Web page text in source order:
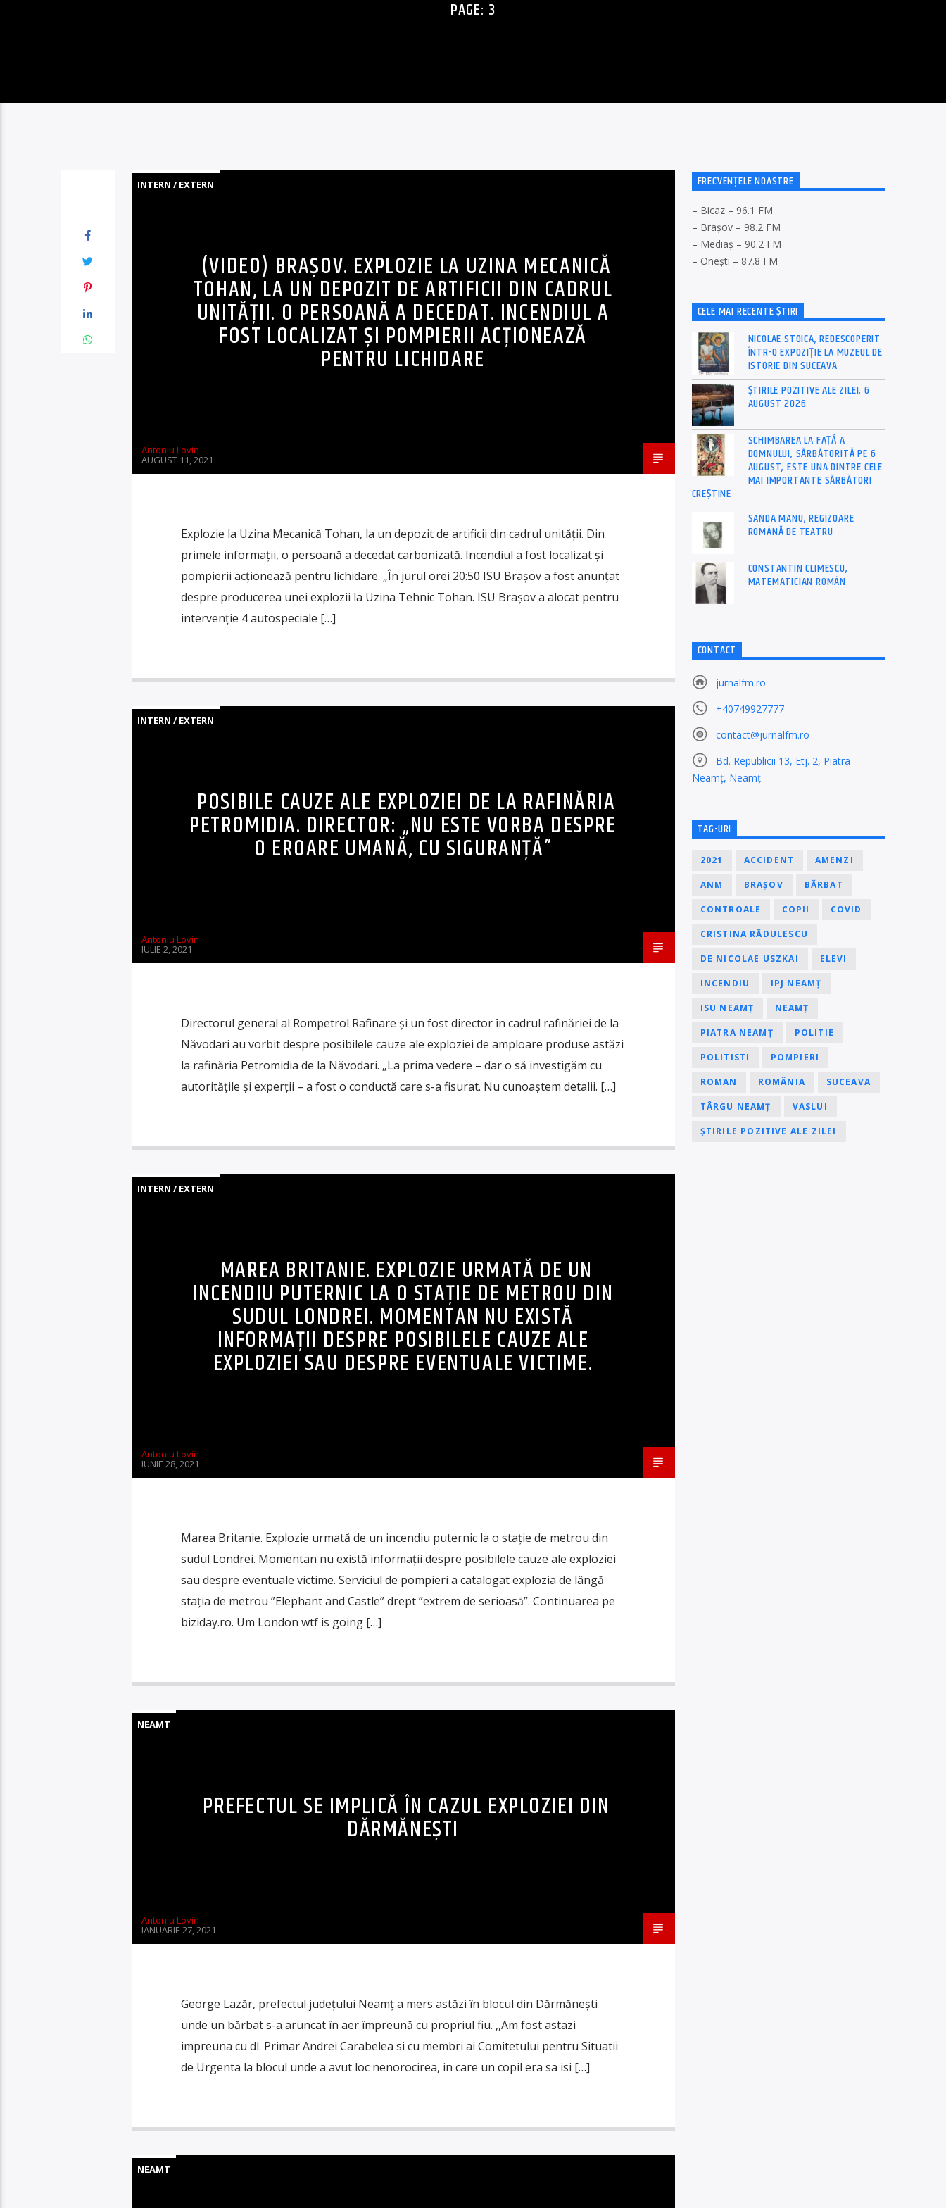
PAGE: 3
INTERN / EXTERN
(VIDEO) BRAȘOV. EXPLOZIE LA UZINA MECANICĂ
TOHAN, LA UN DEPOZIT DE ARTIFICII DIN CADRUL
UNITĂȚII. O PERSOANĂ A DECEDAT. INCENDIUL A
FOST LOCALIZAT ȘI POMPIERII ACȚIONEAZĂ
PENTRU LICHIDARE
Antoniu Lovin
AUGUST 11, 2021
Explozie la Uzina Mecanică Tohan, la un depozit de artificii din cadrul unității. Din
primele informații, o persoană a decedat carbonizată. Incendiul a fost localizat și
pompierii acționează pentru lichidare. „În jurul orei 20:50 ISU Brașov a fost anunțat
despre producerea unei explozii la Uzina Tehnic Tohan. ISU Brașov a alocat pentru
intervenție 4 autospeciale […]
INTERN / EXTERN
POSIBILE CAUZE ALE EXPLOZIEI DE LA RAFINĂRIA
PETROMIDIA. DIRECTOR: „NU ESTE VORBA DESPRE
O EROARE UMANĂ, CU SIGURANȚĂ”
Antoniu Lovin
IULIE 2, 2021
Directorul general al Rompetrol Rafinare și un fost director în cadrul rafinăriei de la
Năvodari au vorbit despre posibilele cauze ale exploziei de amploare produse astăzi
la rafinăria Petromidia de la Năvodari. „La prima vedere – dar o să investigăm cu
autoritățile și experții – a fost o conductă care s-a fisurat. Nu cunoaștem detalii. […]
INTERN / EXTERN
MAREA BRITANIE. EXPLOZIE URMATĂ DE UN
INCENDIU PUTERNIC LA O STAȚIE DE METROU DIN
SUDUL LONDREI. MOMENTAN NU EXISTĂ
INFORMAȚII DESPRE POSIBILELE CAUZE ALE
EXPLOZIEI SAU DESPRE EVENTUALE VICTIME.
Antoniu Lovin
IUNIE 28, 2021
Marea Britanie. Explozie urmată de un incendiu puternic la o stație de metrou din
sudul Londrei. Momentan nu există informații despre posibilele cauze ale exploziei
sau despre eventuale victime. Serviciul de pompieri a catalogat explozia de lângă
stația de metrou ”Elephant and Castle” drept ”extrem de serioasă”. Continuarea pe
biziday.ro. Um London wtf is going […]
NEAMT
PREFECTUL SE IMPLICĂ ÎN CAZUL EXPLOZIEI DIN
DĂRMĂNEȘTI
Antoniu Lovin
IANUARIE 27, 2021
George Lazăr, prefectul județului Neamț a mers astăzi în blocul din Dărmănești
unde un bărbat s-a aruncat în aer împreună cu propriul fiu. ,,Am fost astazi
impreuna cu dl. Primar Andrei Carabelea si cu membri ai Comitetului pentru Situatii
de Urgenta la blocul unde a avut loc nenorocirea, in care un copil era sa isi […]
NEAMT
FRECVENȚELE NOASTRE
– Bicaz – 96.1 FM
– Brașov – 98.2 FM
– Mediaș – 90.2 FM
– Onești – 87.8 FM
CELE MAI RECENTE ȘTIRI
NICOLAE STOICA, REDESCOPERIT
ÎNTR-O EXPOZIȚIE LA MUZEUL DE
ISTORIE DIN SUCEAVA
ȘTIRILE POZITIVE ALE ZILEI, 6
AUGUST 2026
SCHIMBAREA LA FAȚĂ A
DOMNULUI, SĂRBĂTORITĂ PE 6
AUGUST, ESTE UNA DINTRE CELE
MAI IMPORTANTE SĂRBĂTORI
CREȘTINE
SANDA MANU, REGIZOARE
ROMÂNĂ DE TEATRU
CONSTANTIN CLIMESCU,
MATEMATICIAN ROMÂN
CONTACT
jurnalfm.ro
+40749927777
contact@jurnalfm.ro
Bd. Republicii 13, Etj. 2, Piatra
Neamț, Neamț
TAG-URI
2021 ACCIDENT AMENZI
ANM BRAȘOV BĂRBAT
CONTROALE COPII COVID
CRISTINA RĂDULESCU
DE NICOLAE USZKAI ELEVI
INCENDIU IPJ NEAMȚ
ISU NEAMȚ NEAMȚ
PIATRA NEAMȚ POLITIE
POLITISTI POMPIERI
ROMAN ROMÂNIA SUCEAVA
TÂRGU NEAMȚ VASLUI
ȘTIRILE POZITIVE ALE ZILEI